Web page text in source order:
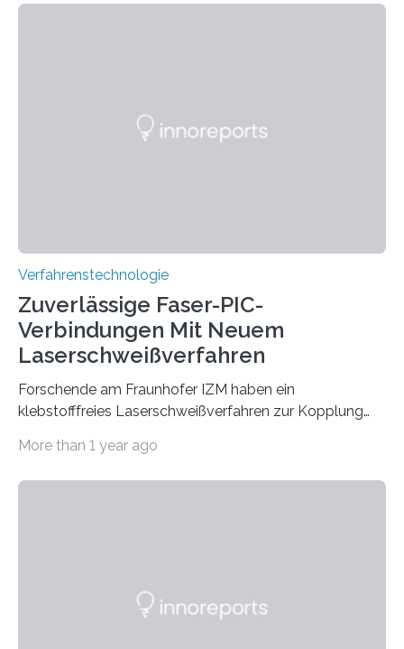
brennen, der Grundstoff für baufertigen Zement. Wenig
Verfahrenstechnologie
Zuverlässige Faser-PIC-
Verbindungen Mit Neuem
Laserschweißverfahren
Forschende am Fraunhofer IZM haben ein
klebstofffreies Laserschweißverfahren zur Kopplung
optischen Glasfasern realisiert, welches auch in
Tieftemperaturumgebung ist unerlässlich zur
More than 1 year ago